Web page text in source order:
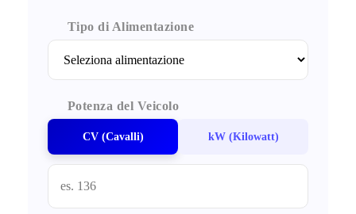
Tipo di Alimentazione
Potenza del Veicolo
CV (Cavalli) kW (Kilowatt)